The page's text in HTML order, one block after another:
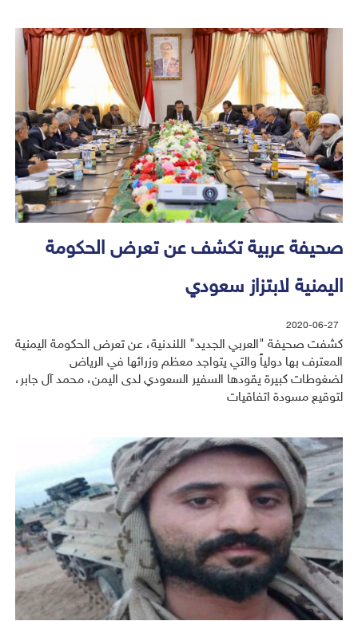
صحيفة عربية تكشف عن تعرض الحكومة
اليمنية لابتزاز سعودي
2020-06-27
كشفت صحيفة "العربي الجديد" اللندنية، عن تعرض الحكومة اليمنية
المعترف بها دولياً والتي يتواجد معظم وزرائها في الرياض
لضغوطات كبيرة يقودها السفير السعودي لدى اليمن، محمد آل جابر،
لتوقيع مسودة اتفاقيات